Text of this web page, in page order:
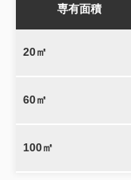
専有面積
20㎡
60㎡
100㎡